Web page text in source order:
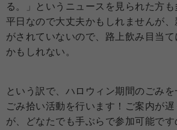
る。」というニュースを見られた方も
平日なので大丈夫かもしれませんが、
がされていないので、路上飲み目当
かもしれない。
という訳で、ハロウィン期間のごみ
ごみ拾い活動を行います！ご案内が
が、どなたでも手ぶらで参加可能で